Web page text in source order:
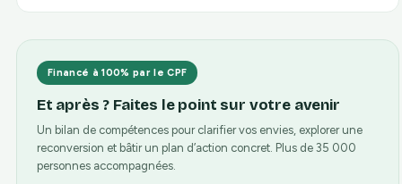
payée (article L3245-1). Ce délai est indépendant : vous
licenciement.
conciliation conventionnelle formalisée suspend le délai,
tout comme une impossibilité d’agir. Le dépôt de la
requête au greffe, lui, interrompt la prescription. Hors
ces situations, le délai court sans interruption jusqu’à
son terme.
Financé à 100% par le CPF
Et après ? Faites le point sur votre avenir
Un bilan de compétences pour clarifier vos envies, explorer une
reconversion et bâtir un plan d’action concret. Plus de 35 000
personnes accompagnées.